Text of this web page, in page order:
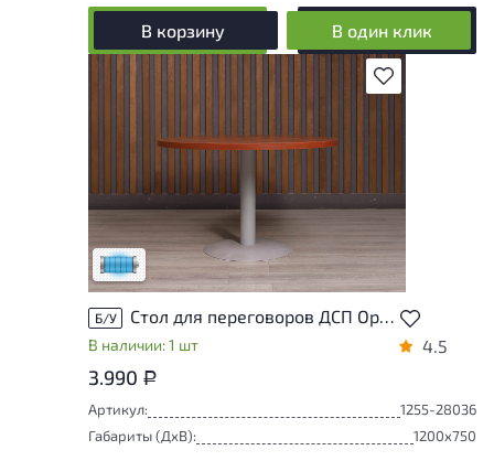
В корзину В один клик
В избранное
Состояние товара приближено к новому,
могут присутствовать незначительные
следы эксплуатации
Низкая степень износа
Б/У
В наличии: 1 шт 4.5
3.990 Р
Артикул:
1255-28036
Габариты (ДxВ):
1200x750